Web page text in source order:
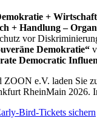
+
+ Handlung –
vor
Demokratie“
Democratic
e.V. laden Sie
RheinMain 2026.
Bird-Tickets sichern